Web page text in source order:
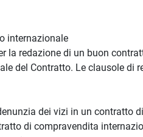
internazionale
la redazione di un buon
del Contratto. Le clausole di
dei vizi in un contratto
di compravendita